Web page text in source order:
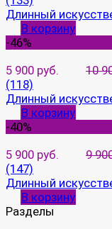
Длинный
В корзину
-46%
5 900 руб.
10
(118)
Длинный
В корзину
-40%
5 900 руб.
9
(147)
Длинный
В корзину
Разделы